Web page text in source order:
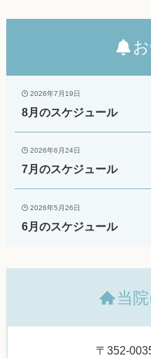
2026年7月19日
8月のスケジュール
2026年6月24日
7月のスケジュール
2026年5月26日
6月のスケジュール
当
〒352-